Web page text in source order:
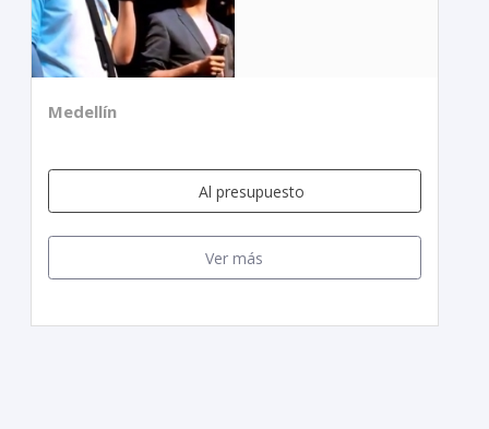
Medellín
Al presupuesto
Ver más